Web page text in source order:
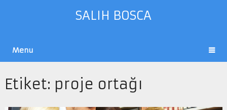
SALIH BOSCA
Menu
Etiket: proje ortağı